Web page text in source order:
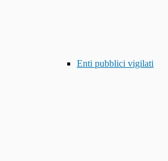
Enti pubblici vigilati